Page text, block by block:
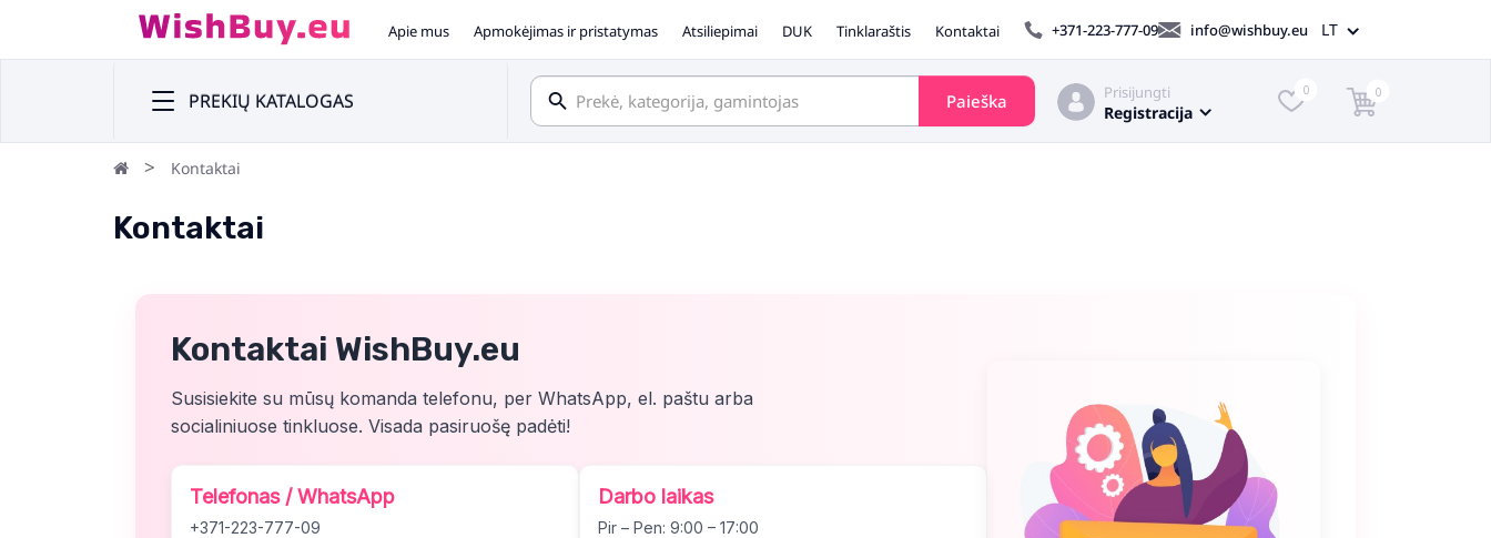
Apie mus Apmokėjimas ir pristatymas Atsiliepimai DUK Tinklaraštis Kontaktai +371-223-777-09 info@wishbuy.eu LT
PREKIŲ KATALOGAS Paieška Prisijungti
Registracija
0 0
Kontaktai
Kontaktai
Kontaktai WishBuy.eu
Susisiekite su mūsų komanda telefonu, per WhatsApp, el. paštu arba
socialiniuose tinkluose. Visada pasiruošę padėti!
Telefonas / WhatsApp
+371-223-777-09
Darbo laikas
Pir – Pen: 9:00 – 17:00